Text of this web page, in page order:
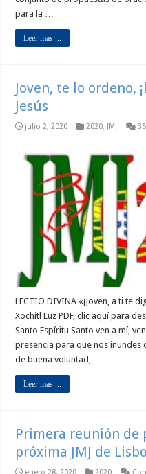
para la …
Leer mas ...
Joven, te lo ordeno,
Jesús
julio 2, 2020 2020, JMJ 35
LECTIO DIVINA «¡Joven, a ti te
Xochitl Luz PDF, clic aquí para
Santo Espíritu Santo ven a mí,
presencia para que nos inundes
de buena voluntad, …
Leer mas ...
Primera reunión de
próxima JMJ de
enero 28, 2020 2020